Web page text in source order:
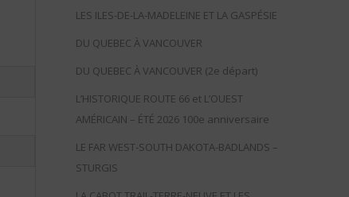
LES ILES-DE-LA-MADELEINE ET LA GASPÉSIE
DU QUEBEC À VANCOUVER
DU QUEBEC À VANCOUVER (2e départ)
L’HISTORIQUE ROUTE 66 et L’OUEST
AMÉRICAIN – ÉTÉ 2026 100e anniversaire
LE FAR WEST-SOUTH DAKOTA-BADLANDS –
STURGIS